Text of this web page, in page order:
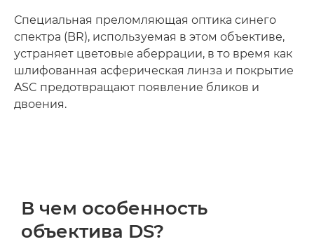
Специальная преломляющая оптика синего
спектра (BR), используемая в этом объективе,
устраняет цветовые аберрации, в то время как
шлифованная асферическая линза и покрытие
ASC предотвращают появление бликов и
двоения.
В чем особенность
объектива DS?